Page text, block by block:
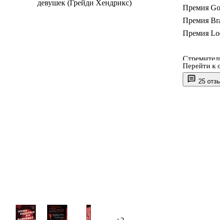
25
Премия
Премия
Премия
отдает
ужасов —
Перейти к